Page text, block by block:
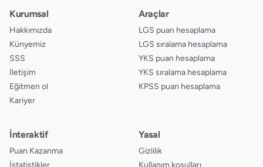
Kurumsal
Hakkımızda
Künyemiz
SSS
İletişim
Eğitmen ol
Kariyer
Araçlar
LGS puan hesaplama
LGS sıralama hesaplama
YKS puan hesaplama
YKS sıralama hesaplama
KPSS puan hesaplama
İnteraktif
Puan Kazanma
Yasal
Gizlilik